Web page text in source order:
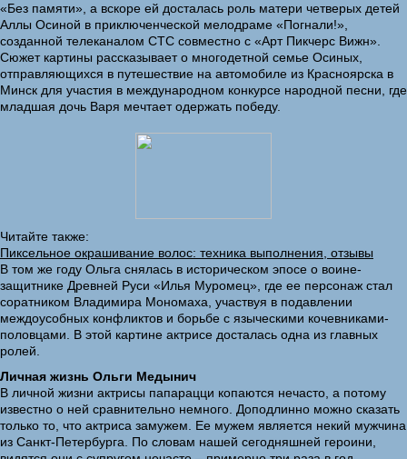
«Без памяти», а вскоре ей досталась роль матери четверых детей
Аллы Осиной в приключенческой мелодраме «Погнали!»,
созданной телеканалом СТС совместно с «Арт Пикчерс Вижн».
Сюжет картины рассказывает о многодетной семье Осиных,
отправляющихся в путешествие на автомобиле из Красноярска в
Минск для участия в международном конкурсе народной песни, где
младшая дочь Варя мечтает одержать победу.
Читайте также:
Пиксельное окрашивание волос: техника выполнения, отзывы
В том же году Ольга снялась в историческом эпосе о воине-
защитнике Древней Руси «Илья Муромец», где ее персонаж стал
соратником Владимира Мономаха, участвуя в подавлении
междоусобных конфликтов и борьбе с языческими кочевниками-
половцами. В этой картине актрисе досталась одна из главных
ролей.
Личная жизнь Ольги Медынич
В личной жизни актрисы папарацци копаются нечасто, а потому
известно о ней сравнительно немного. Доподлинно можно сказать
только то, что актриса замужем. Ее мужем является некий мужчина
из Санкт-Петербурга. По словам нашей сегодняшней героини,